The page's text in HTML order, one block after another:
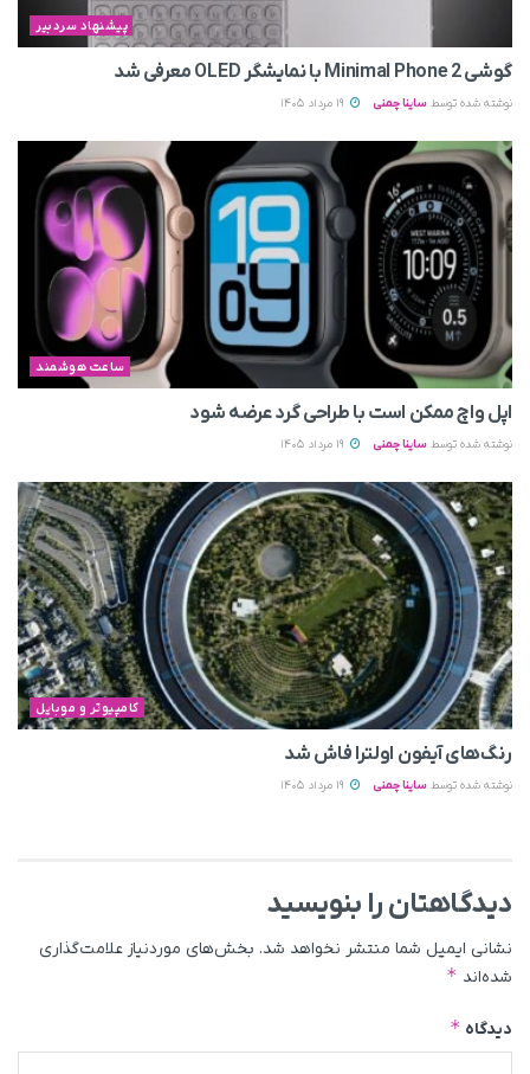
پیشنهاد سردبیر
گوشی Minimal Phone 2 با نمایشگر OLED معرفی شد
نوشته شده توسط ساینا چمنی
ساعت هوشمند
اپل واچ ممکن است با طراحی گرد عرضه شود
نوشته شده توسط ساینا چمنی
کامپیوتر و موبایل
رنگ‌های آیفون اولترا فاش شد
نوشته شده توسط ساینا چمنی
دیدگاهتان را بنویسید
نشانی ایمیل شما منتشر نخواهد شد. بخش‌های موردنیاز علامت‌گذاری
شده‌اند *
دیدگاه *